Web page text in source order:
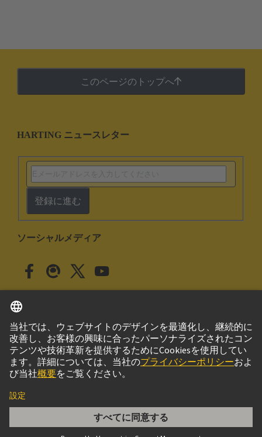
DIN-Signal B064MR-3,0C1-2-clip
このページのトップへ
HARTING ニュースレター
登録に進む
ソーシャルメディア
日本 日本語
© ハーティング株式会社
このサイトについて
ご利用条件取引条件